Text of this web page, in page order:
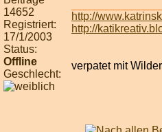
14652
Registriert:
17/1/2003
Status:
Offline
Geschlecht:
http://
http://
verpatet mit